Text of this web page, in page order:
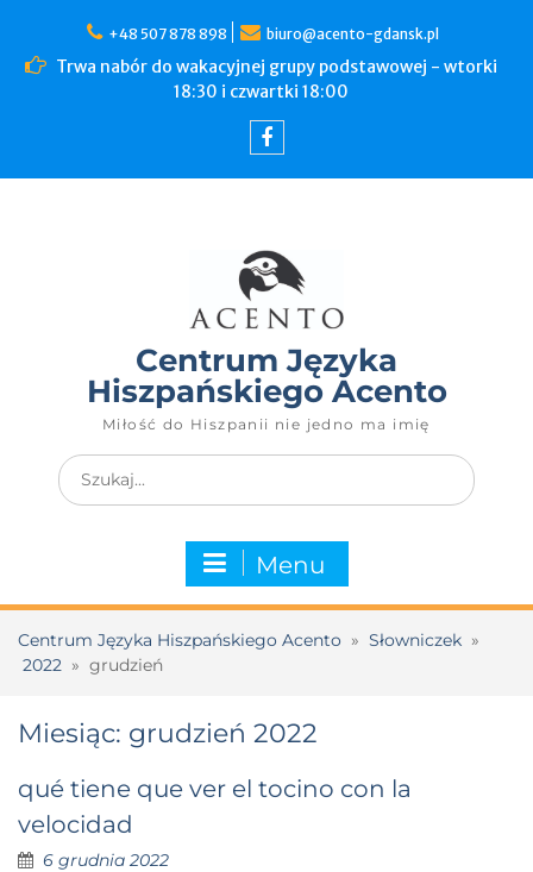
content
+48 507 878 898 biuro@acento-gdansk.pl
Trwa nabór do wakacyjnej grupy podstawowej - wtorki
18:30 i czwartki 18:00
Centrum Języka
Hiszpańskiego Acento
Miłość do Hiszpanii nie jedno ma imię
Search
for:
Menu
Centrum Języka Hiszpańskiego Acento » Słowniczek »
2022 » grudzień
Miesiąc: grudzień 2022
qué tiene que ver el tocino con la
velocidad
6 grudnia 2022